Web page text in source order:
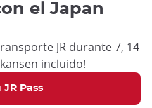
el Japan
JR durante 7, 14
incluido!
JR Pass